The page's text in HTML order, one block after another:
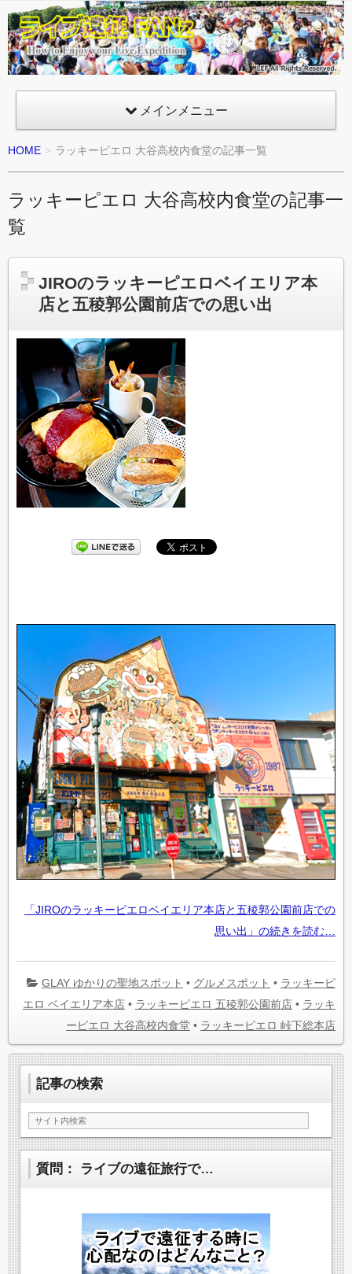
ライ
ブ遠
征
FANz
メインメニュー
HOME ラッキーピエロ 大谷高校内食堂の記事一覧
ラッキーピエロ 大谷高校内食堂の記事一
覧
JIROのラッキーピエロベイエリア本
店と五稜郭公園前店での思い出
「JIROのラッキーピエロベイエリア本店と五稜郭公園前店での
思い出」の続きを読む…
GLAY ゆかりの聖地スポット • グルメスポット • ラッキーピ
エロ ベイエリア本店 • ラッキーピエロ 五稜郭公園前店 • ラッキ
ーピエロ 大谷高校内食堂 • ラッキーピエロ 峠下総本店
記事の検索
質問： ライブの遠征旅行で…